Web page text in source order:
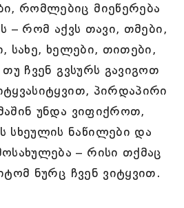
რომლებიც მიეწერება
– რომ აქვს თავი, თმები,
სახე, ხელები, თითები,
ჩვენ გვსურს გავიგოთ
პირდაპირი
უნდა ვიფიქროთ,
სხეულის ნაწილები და
– რისი თქმაც
ნურც ჩვენ ვიტყვით.